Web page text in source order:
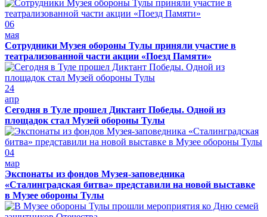
06
мая
Сотрудники Музея обороны Тулы приняли участие в
театрализованной части акции «Поезд Памяти»
24
апр
Сегодня в Туле прошел Диктант Победы. Одной из
площадок стал Музей обороны Тулы
04
мар
Экспонаты из фондов Музея-заповедника
«Сталинградская битва» представили на новой выставке
в Музее обороны Тулы